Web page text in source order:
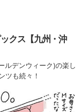
クス【九州・沖
ルデンウィーク)の楽し
ツも続々！